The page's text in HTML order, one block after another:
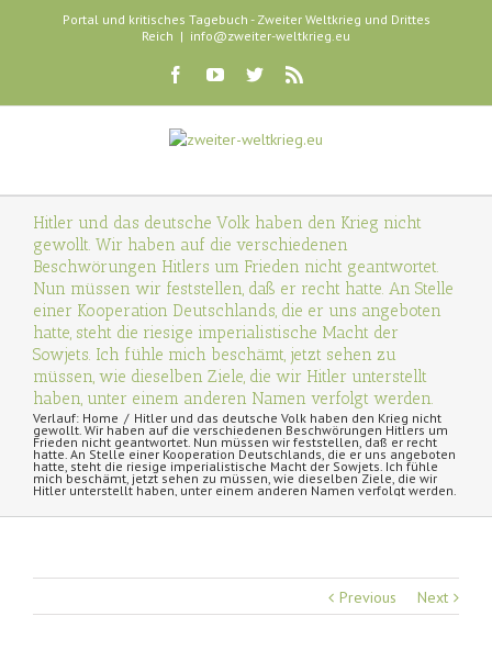
Portal und kritisches Tagebuch - Zweiter Weltkrieg und Drittes
Reich | info@zweiter-weltkrieg.eu
Hitler und das deutsche Volk haben den Krieg nicht
gewollt. Wir haben auf die verschiedenen
Beschwörungen Hitlers um Frieden nicht geantwortet.
Nun müssen wir feststellen, daß er recht hatte. An Stelle
einer Kooperation Deutschlands, die er uns angeboten
hatte, steht die riesige imperialistische Macht der
Sowjets. Ich fühle mich beschämt, jetzt sehen zu
müssen, wie dieselben Ziele, die wir Hitler unterstellt
haben, unter einem anderen Namen verfolgt werden.
Verlauf: Home Hitler und das deutsche Volk haben den Krieg nicht
gewollt. Wir haben auf die verschiedenen Beschwörungen Hitlers um
Frieden nicht geantwortet. Nun müssen wir feststellen, daß er recht
hatte. An Stelle einer Kooperation Deutschlands, die er uns angeboten
hatte, steht die riesige imperialistische Macht der Sowjets. Ich fühle
mich beschämt, jetzt sehen zu müssen, wie dieselben Ziele, die wir
Hitler unterstellt haben, unter einem anderen Namen verfolgt werden.
Previous Next